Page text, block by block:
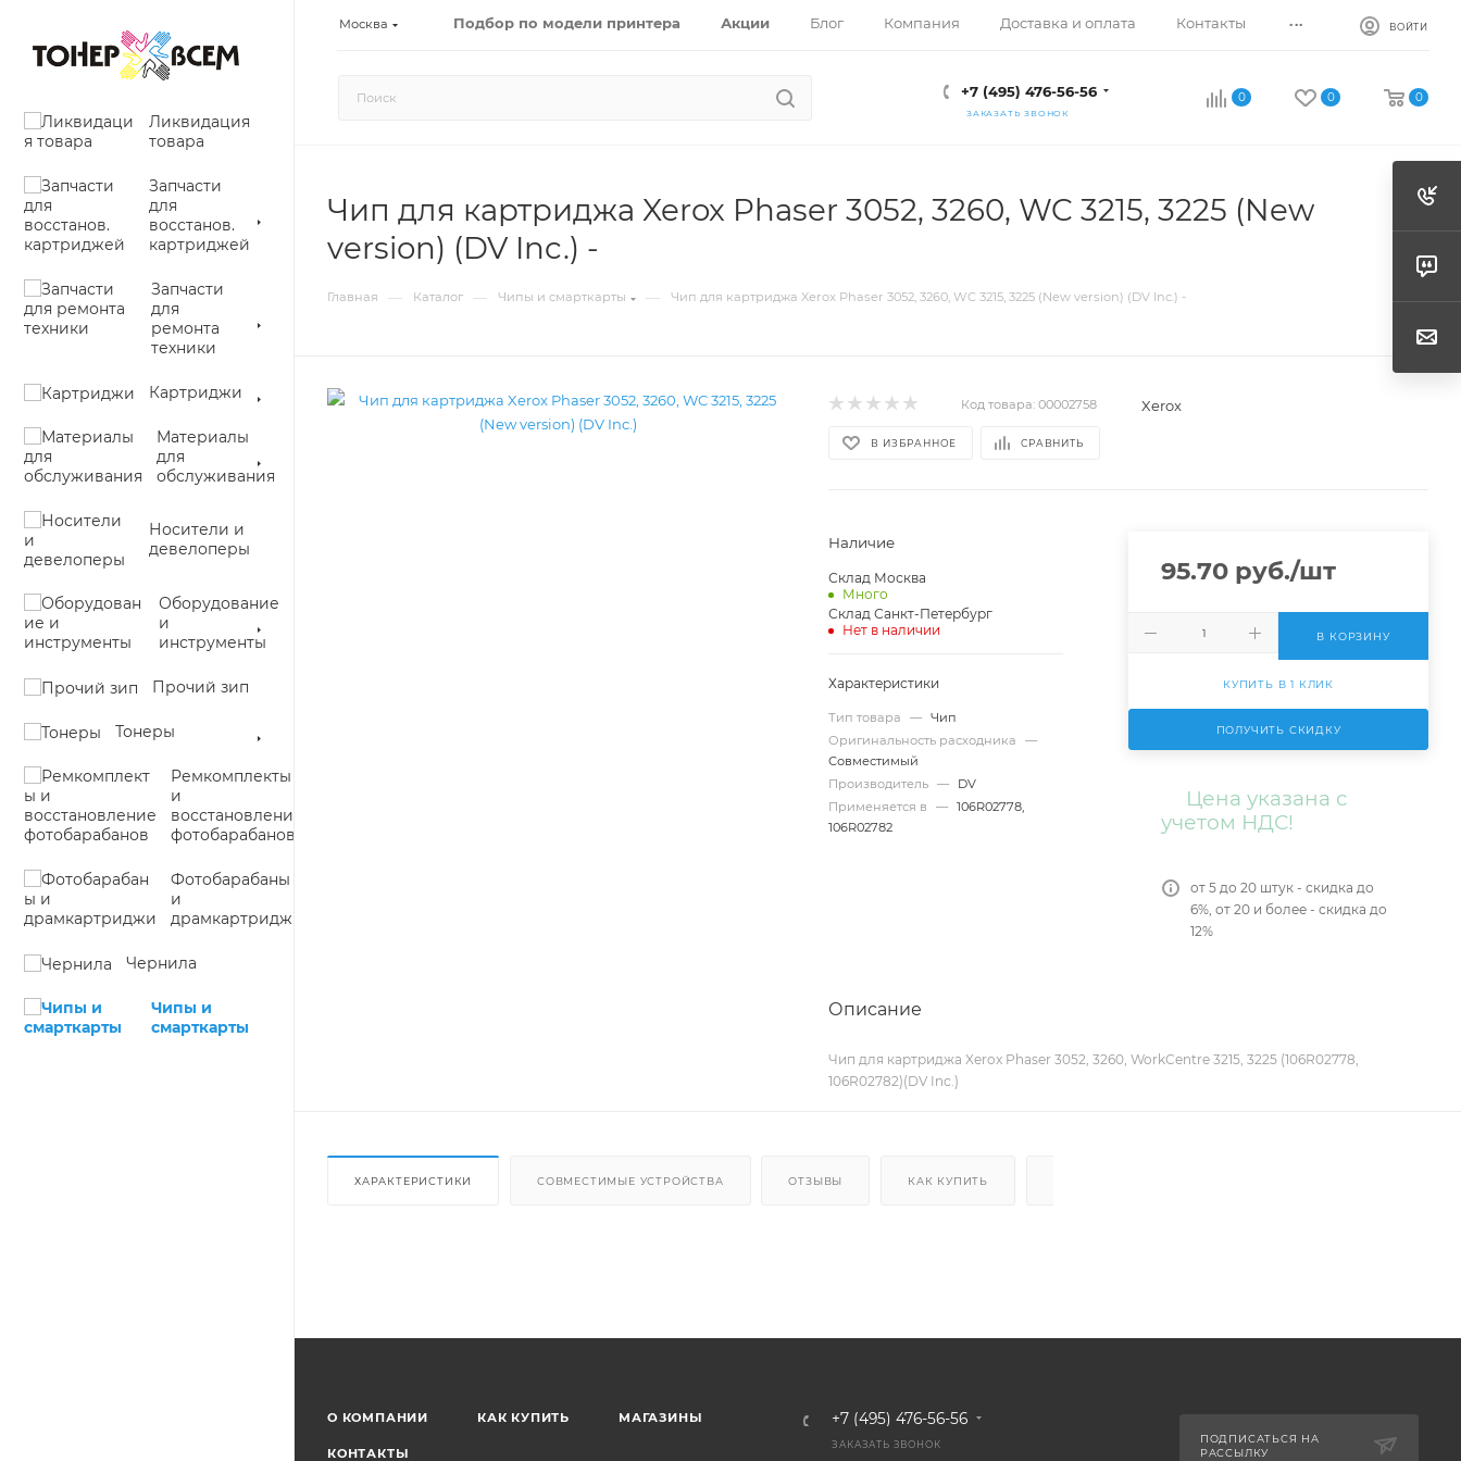
Москва Подбор по модели принтера Акции Блог Компания Доставка и оплата Контакты ... ВОЙТИ
+7 (495) 476-56-56
ЗАКАЗАТЬ ЗВОНОК
0 0 0
Ликвидация
товара
Запчасти
для
восстанов.
картриджей
Запчасти
для
ремонта
техники
Картриджи
Материалы
для
обслуживания
Носители и
девелоперы
Оборудование
и
инструменты
Прочий зип
Тонеры
Ремкомплекты
и
восстановление
фотобарабанов
Фотобарабаны
и
драмкартриджи
Чернила
Чипы и
смарткарты
Чип для картриджа Xerox Phaser 3052, 3260, WC 3215, 3225 (New
version) (DV Inc.) -
Главная — Каталог — Чипы и смарткарты — Чип для картриджа Xerox Phaser 3052, 3260, WC 3215, 3225 (New version) (DV Inc.) -
Код товара: 00002758 Xerox
В ИЗБРАННОЕ СРАВНИТЬ
Наличие
Склад Москва
Много
Склад Санкт-Петербург
Нет в наличии
Характеристики
Тип товара —
Чип
Оригинальность расходника
—
Совместимый
Производитель
—
DV
Применяется в
—
106R02778,
106R02782
95.70 руб./шт
В КОРЗИНУ
КУПИТЬ В 1 КЛИК
ПОЛУЧИТЬ СКИДКУ
Цена указана с
учетом НДС!
от 5 до 20 штук - скидка до
6%, от 20 и более - скидка до
12%
Описание
Чип для картриджа Xerox Phaser 3052, 3260, WorkCentre 3215, 3225 (106R02778,
106R02782)(DV Inc.)
ХАРАКТЕРИСТИКИ СОВМЕСТИМЫЕ УСТРОЙСТВА ОТЗЫВЫ КАК КУПИТЬ
О КОМПАНИИ КАК КУПИТЬ МАГАЗИНЫ
КОНТАКТЫ
+7 (495) 476-56-56
ЗАКАЗАТЬ ЗВОНОК
ПОДПИСАТЬСЯ НА
РАССЫЛКУ